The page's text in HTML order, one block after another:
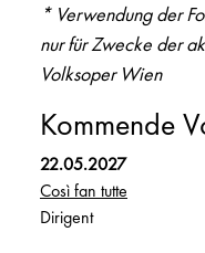
* Verwendung der
nur für Zwecke der
Volksoper Wien
Kommende
22.05.2027
Così fan tutte
Dirigent